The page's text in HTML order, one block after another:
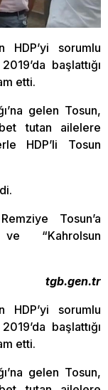
HDP’yi sorumlu
başlattığı
etti.
gelen Tosun,
tutan ailelere
HDP’li Tosun
Tosun’a
“Kahrolsun
tgb.gen.tr
HDP’yi sorumlu
başlattığı
etti.
gelen Tosun,